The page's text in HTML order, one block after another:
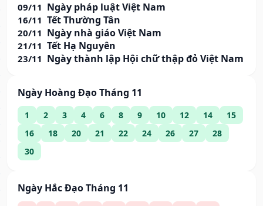
09/11 Ngày pháp luật Việt Nam
16/11 Tết Thường Tân
20/11 Ngày nhà giáo Việt Nam
21/11 Tết Hạ Nguyên
23/11 Ngày thành lập Hội chữ thập đỏ Việt Nam
Ngày Hoàng Đạo Tháng 11
1 2 3 4 6 8 9 10 12 14
15
16
18 20 21 22 24 26 27
28
30
Ngày Hắc Đạo Tháng 11